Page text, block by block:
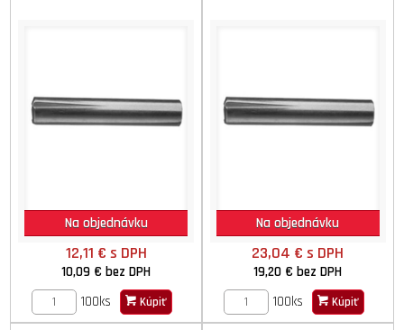
Na objednávku
12,11 € s DPH
10,09 €bez DPH
100ks
Kúpiť
Na objednávku
23,04 €s DPH
19,20 €bez DPH
100ks
Kúpiť